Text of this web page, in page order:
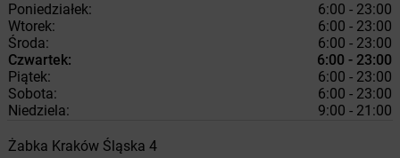
Poniedziałek:
6:00 - 23:00
Wtorek:
6:00 - 23:00
Środa:
6:00 - 23:00
Czwartek:
6:00 - 23:00
Piątek:
6:00 - 23:00
Sobota:
6:00 - 23:00
Niedziela:
9:00 - 21:00
Żabka Kraków Śląska 4